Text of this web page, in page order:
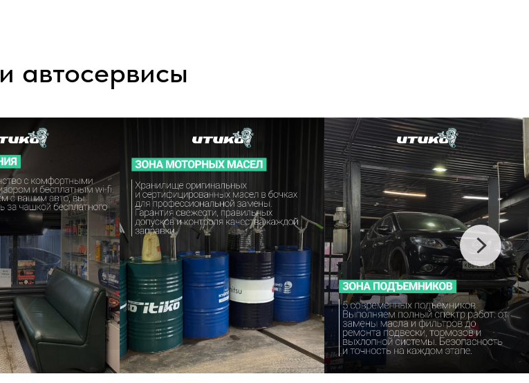
автосервисы